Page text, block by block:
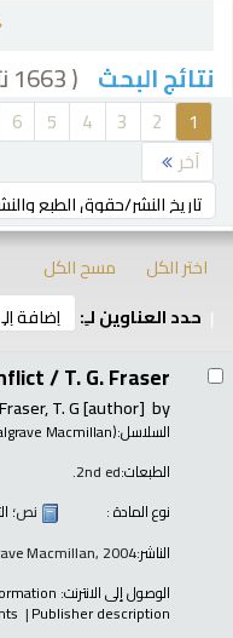
نتائج البحث ( 1663 نتيجة)
1
2
3
4
5
6
آخر
ترتيب بواسطة:
اختر الكل
مسح الكل
حدد العناوين لـِ:
/T. G. Fraser.
by
Fraser, T. G[author]
السلاسل:Macmillan)
الطبعات:2nd ed.
نوع المادة :
نص؛
الناشر:Macmillan, 2004
الوصول إلى الانترنت:
Publisher description